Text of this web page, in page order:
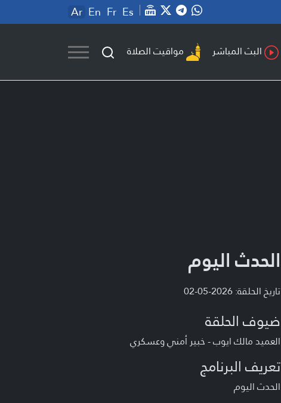
Ar En Fr Es
البث المباشر مواقيت الصلاة
الحدث اليوم
تاريخ الحلقة: 2026-05-02
ضيوف الحلقة
العميد مالك ايوب - خبير أمني وعسكري
تعريف البرنامج
الحدث اليوم